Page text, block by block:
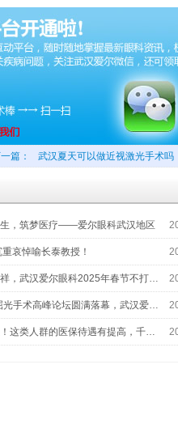
篇： 武汉夏天可以做近视激光手术吗
，筑梦医疗——爱尔眼科武汉地区
哀悼喻长泰教授！
，武汉爱尔眼科2025年春节不打…
光手术高峰论坛圆满落幕，武汉爱…
这类人群的医保待遇有提高，千…